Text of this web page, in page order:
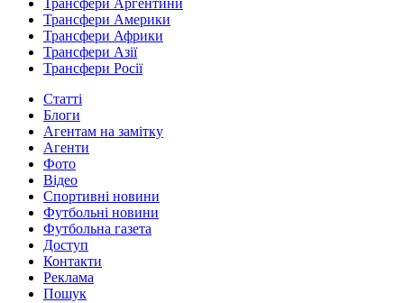
Трансфери Аргентини
Трансфери Америки
Трансфери Африки
Трансфери Азії
Трансфери Росії
Статті
Блоги
Агентам на замітку
Агенти
Фото
Відео
Спортивні новини
Футбольні новини
Футбольна газета
Доступ
Контакти
Реклама
Пошук